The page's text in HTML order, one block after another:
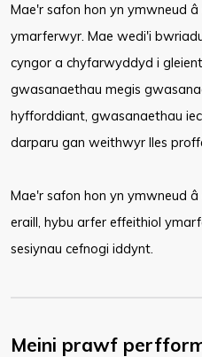
Mae'r safon hon yn ymwneud
ymarferwyr. Mae wedi'i
cyngor a chyfarwyddyd i
gwasanaethau megis
hyfforddiant, gwasanaethau
darparu gan weithwyr lles
Mae'r safon hon yn ymwneud
eraill, hybu arfer effeithiol
sesiynau cefnogi iddynt.
Meini prawf